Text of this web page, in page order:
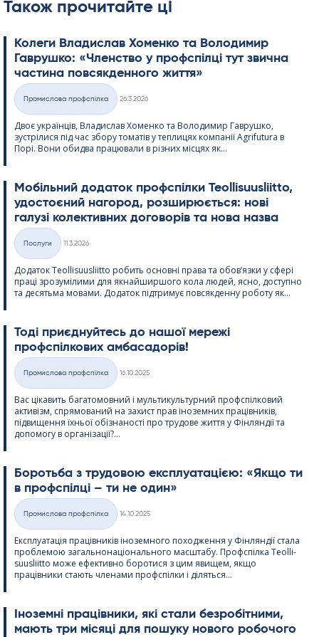
Також прочитайте ці
Колеги Владислав Хоменко та Володимир
Гаврушко: «Членство у профспілці тут звична
частина повсякденного життя»
Категорії
Промислова профспілка
26.3.2026
Двоє українців, Владислав Хоменко та Володимир Гаврушко,
зустрілися під час збору томатів у теплицях компанії Agri­fu­tura в
Порі. Вони обидва працювали в різних місцях як...
Мобільний додаток профспілки Teol­li­suus­liitto,
удостоєний нагород, розширюється: нові
галузі колективних договорів та нова назва
Категорії
Послуги
11.3.2026
Додаток Teol­li­suus­liitto робить основні права та обов’язки у сфері
праці зрозумілими для якнайширшого кола людей, ясно, доступно
та десятьма мовами. Додаток підтримує повсякденну роботу як...
Тоді приєднуйтесь до нашої мережі
профспілкових амбасадорів!
Категорії
Промислова профспілка
16.10.2025
Вас цікавить багатомовний і мультикультурний профспілковий
активізм, спрямований на захист прав іноземних працівників,
підвищення їхньої обізнаності про трудове життя у Фінляндії та
допомогу в організації?...
Боротьба з трудовою експлуатацією: «Якщо ти
в профспілці – ти не один»
Категорії
Промислова профспілка
14.10.2025
Експлуатація працівників іноземного походження у Фінляндії стала
проблемою загальнонаціонального масштабу. Профспілка Teol­li­
suus­liitto може ефективно боротися з цим явищем, якщо
працівники стають членами профспілки і діляться...
Іноземні працівники, які стали безробітними,
мають три місяці для пошуку нового робочого